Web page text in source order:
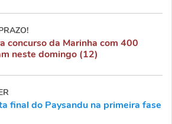
concurso da Marinha com 400
neste domingo (12)
final do Paysandu na primeira fase